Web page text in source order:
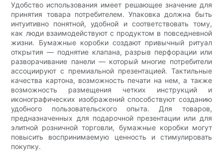
Удобство использования имеет решающее значение для
принятия товара потребителем. Упаковка должна быть
интуитивно понятной, удобной и соответствовать тому,
как люди взаимодействуют с продуктом в повседневной
жизни. Бумажные коробки создают привычный ритуал
открытия — поднятие клапана, разрыв перфорации или
разворачивание панели — который многие потребители
ассоциируют с премиальной презентацией. Тактильные
качества картона, возможность печати на нем, а также
возможность размещения четких инструкций и
иконографических изображений способствуют созданию
удобного пользовательского опыта. Для товаров,
предназначенных для подарочной презентации или для
элитной розничной торговли, бумажные коробки могут
повысить воспринимаемую ценность и стимулировать
покупку.